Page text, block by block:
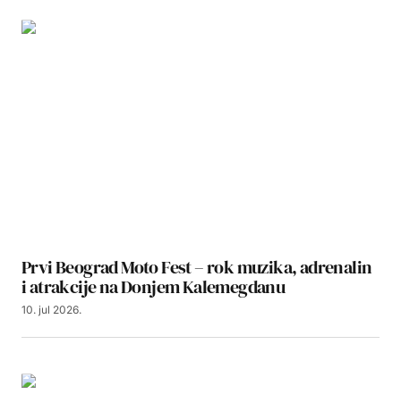
Prvi Beograd Moto Fest – rok muzika, adrenalin
i atrakcije na Donjem Kalemegdanu
10. jul 2026.